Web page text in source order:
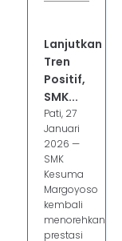
Lanjutkan
Tren
Positif,
SMK...
Pati, 27
Januari
2026 —
SMK
Kesuma
Margoyoso
kembali
menorehkan
prestasi